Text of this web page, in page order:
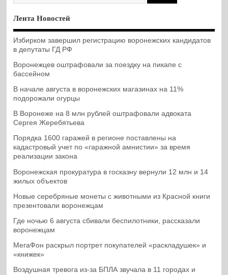
Лента Новостей
Избирком завершил регистрацию воронежских кандидатов
в депутаты ГД РФ
Воронежцев оштрафовали за поездку на пикапе с
бассейном
В начале августа в воронежских магазинах на 11%
подорожали огурцы
В Воронеже на 8 млн рублей оштрафовали адвоката
Сергея Жеребятьева
Порядка 1600 гаражей в регионе поставлены на
кадастровый учет по «гаражной амнистии» за время
реализации закона
Воронежская прокуратура в госказну вернули 12 млн и 14
жилых объектов
Новые серебряные монеты с животными из Красной книги
презентовали воронежцам
Где ночью 6 августа сбивали беспилотники, рассказали
воронежцам
МегаФон раскрыл портрет покупателей «раскладушек» и
«книжек»
Воздушная тревога из-за БПЛА звучала в 11 городах и